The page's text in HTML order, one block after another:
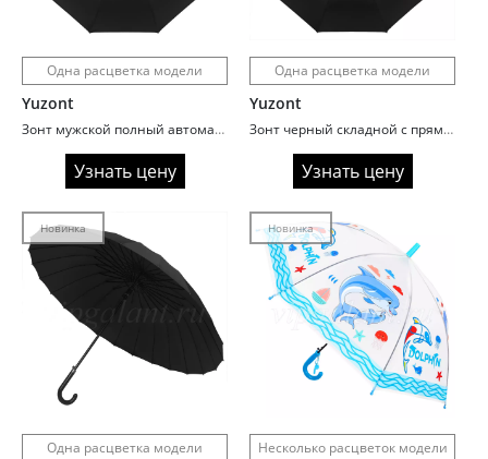
Одна расцветка модели
Yuzont
Зонт мужской полный автомат Yuzont 502 с ручкой гольф
Узнать цену
Одна расцветка модели
Yuzont
Зонт черный складной с прямой ручкой Yuzont 501
Узнать цену
Новинка
Одна расцветка модели
Новинка
Несколько расцветок модели